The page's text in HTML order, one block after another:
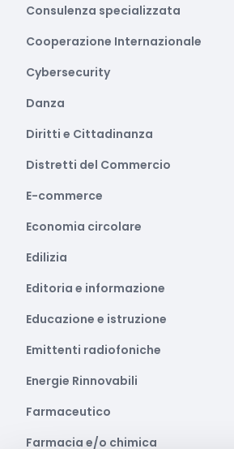
Consulenza specializzata
Cooperazione Internazionale
Cybersecurity
Danza
Diritti e Cittadinanza
Distretti del Commercio
E-commerce
Economia circolare
Edilizia
Editoria e informazione
Educazione e istruzione
Emittenti radiofoniche
Energie Rinnovabili
Farmaceutico
Farmacia e/o chimica